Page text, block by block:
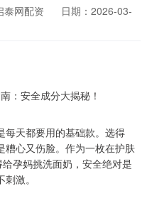
泰网配资
日期：2026-03-
每天都要用的基础款。选得
糟心又伤脸。作为一枚在护肤
孕妈挑洗面奶，安全绝对是
激。